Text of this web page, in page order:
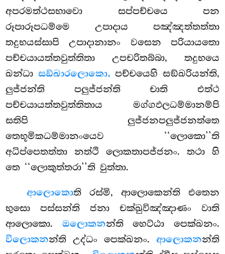
අපරමත්ථසභාවො සප්පච්චයෙ පන
රූපාරූපධම්මෙ උපාදාය පඤ්ඤත්තත්තා
තදුභයස්සාපි උපාදානානං වසෙන පරියායතො
පච්චයායත්තවුත්තිතා උපචරිතබ්බා, තදුභයෙ
ඛන්ධා සඞ්ඛාරලොකො, පච්චයෙහි සඞ්ඛරියන්ති,
ලුජ්ජන්ති පලුජ්ජන්ති චාති එත්ථ
පච්චයායත්තවුත්තිතාය මග්ගඵලධම්මානම්පි
සතිපි ලුජ්ජනපලුජ්ජනත්තෙ
තෙභූමිකධම්මානංයෙව ‘‘ලොකො’’ති
අධිප්පෙතත්තා නත්ථි ලොකතාපජ්ජනං. තථා හි
තෙ ‘‘ලොකුත්තරා’’ති වුත්තා.
ආලොකොති රස්මි, ආලොකෙන්ති එතෙන
භුසො පස්සන්ති ජනා චක්ඛුවිඤ්ඤාණං වාති
ආලොකො. ඔලොකනන්තිහෙට්ඨා පෙක්ඛනං.
විලොකනන්ති උද්ධං පෙක්ඛනං. ආලොකනන්ති